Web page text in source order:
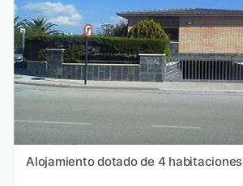
Alojamiento dotado de 4 habitaciones